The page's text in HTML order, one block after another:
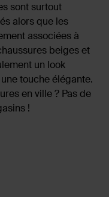
sont surtout
alors que les
associées à
beiges et
un look
touche élégante.
en ville ? Pas de
!